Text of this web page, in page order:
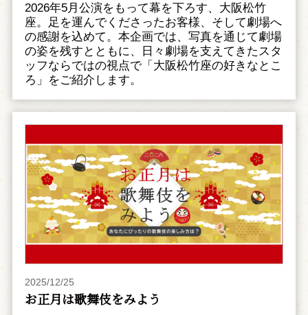
2026年5月公演をもって幕を下ろす、大阪松竹
座。足を運んでくださったお客様、そして劇場へ
の感謝を込めて。本企画では、写真を通じて劇場
の姿を残すとともに、日々劇場を支えてきたスタ
ッフならではの視点で「大阪松竹座の好きなとこ
ろ」をご紹介します。
2025/12/25
お正月は歌舞伎をみよう